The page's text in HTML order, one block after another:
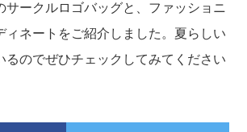
サークルロゴバッグと、ファッショニ
ィネートをご紹介しました。夏らしい
るのでぜひチェックしてみてください